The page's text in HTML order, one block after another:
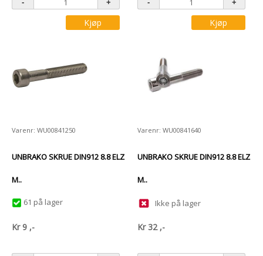
Kjøp Kjøp
Varenr: WU00841250
UNBRAKO SKRUE DIN912 8.8 ELZ
M..
61 på lager
Kr 9 ,-
Varenr: WU00841640
UNBRAKO SKRUE DIN912 8.8 ELZ
M..
Ikke på lager
Kr32 ,-